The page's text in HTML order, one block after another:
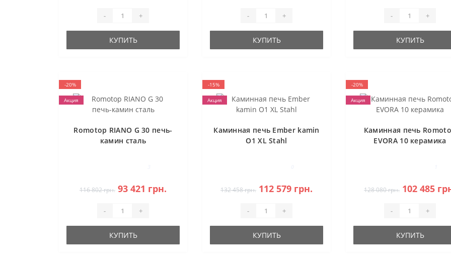
- +
КУПИТЬ
- +
КУПИТЬ
- +
КУПИТЬ
-20%
Акция
Romotop RIANO G 30 печь-
камин сталь
116 802 грн. 93 421 грн.
- +
КУПИТЬ
-15%
Акция
Каминная печь Ember kamin
O1 XL Stahl
132 458 грн. 112 579 грн.
- +
КУПИТЬ
-20%
Акция
Каминная печь
EVORA 10 керамика
128 080 грн. 102 485
- +
КУПИТЬ